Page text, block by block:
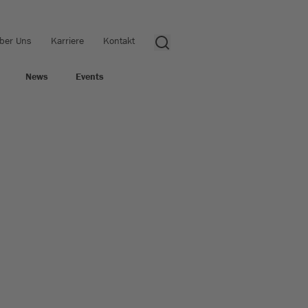
Uns Karriere Kontakt
News Events